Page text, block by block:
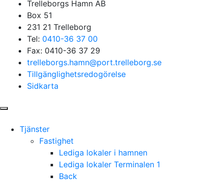
Trelleborgs Hamn AB
Box 51
231 21 Trelleborg
Tel: 0410-36 37 00
Fax: 0410-36 37 29
trelleborgs.hamn@port.trelleborg.se
Tillgänglighetsredogörelse
Sidkarta
Tjänster
Fastighet
Lediga lokaler i hamnen
Lediga lokaler Terminalen 1
Back